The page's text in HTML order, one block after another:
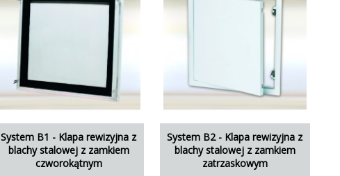
System B1 - Klapa rewizyjna z
blachy stalowej z zamkiem
czworokątnym
System B2 - Klapa rewizyjna z
blachy stalowej z zamkiem
zatrzaskowym